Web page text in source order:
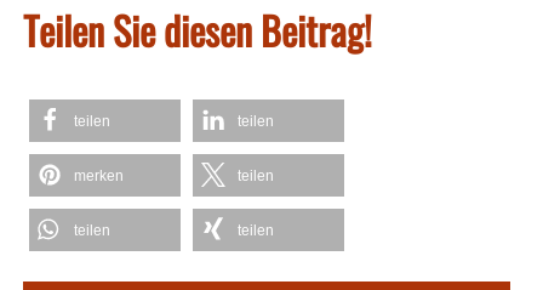
Teilen Sie diesen Beitrag!
teilen teilen
merken teilen
teilen teilen